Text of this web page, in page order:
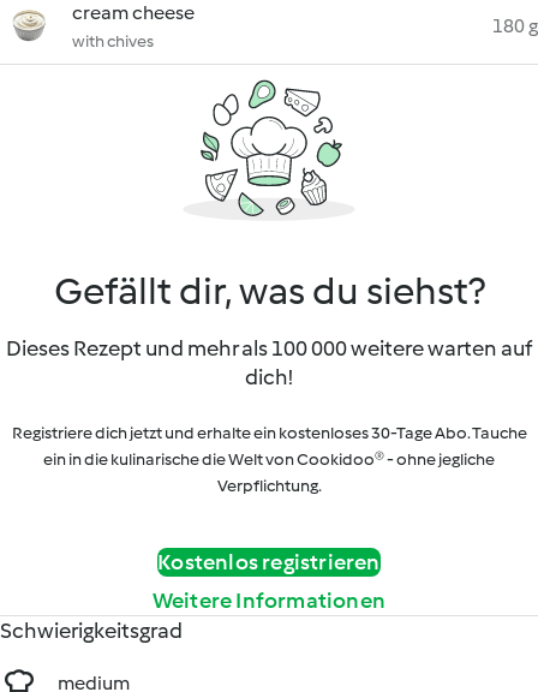
cream cheese
with chives
180 g
Gefällt dir, was du siehst?
Dieses Rezept und mehr als 100 000 weitere warten auf
dich!
Registriere dich jetzt und erhalte ein kostenloses 30-Tage Abo. Tauche
ein in die kulinarische die Welt von Cookidoo® - ohne jegliche
Verpflichtung.
Kostenlos registrieren
Weitere Informationen
Schwierigkeitsgrad
medium